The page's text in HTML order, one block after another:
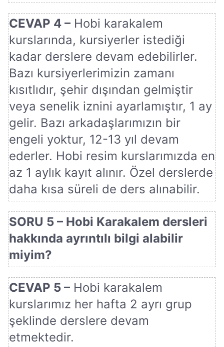
CEVAP 4 – Hobi karakalem
kurslarında, kursiyerler istediği
kadar derslere devam edebilirler.
Bazı kursiyerlerimizin zamanı
kısıtlıdır, şehir dışından gelmiştir
veya senelik iznini ayarlamıştır, 1 ay
gelir. Bazı arkadaşlarımızın bir
engeli yoktur, 12-13 yıl devam
ederler. Hobi resim kurslarımızda en
az 1 aylık kayıt alınır. Özel derslerde
daha kısa süreli de ders alınabilir.
SORU 5 – Hobi Karakalem dersleri
hakkında ayrıntılı bilgi alabilir
miyim?
CEVAP 5 – Hobi karakalem
kurslarımız her hafta 2 ayrı grup
şeklinde derslere devam
etmektedir.